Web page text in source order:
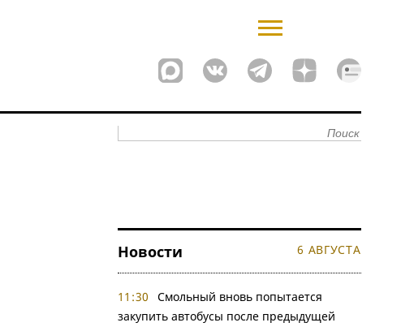
Новости 6 АВГУСТА
11:30
Смольный вновь попытается
закупить автобусы после предыдущей